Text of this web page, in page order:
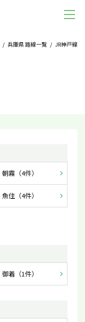
/ 兵庫県 路線一覧 / JR神戸線
朝霧（4件）
魚住（4件）
御着（1件）